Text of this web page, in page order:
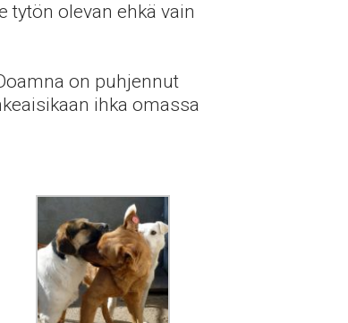
tytön olevan ehkä vain
on puhjennut
ihka omassa